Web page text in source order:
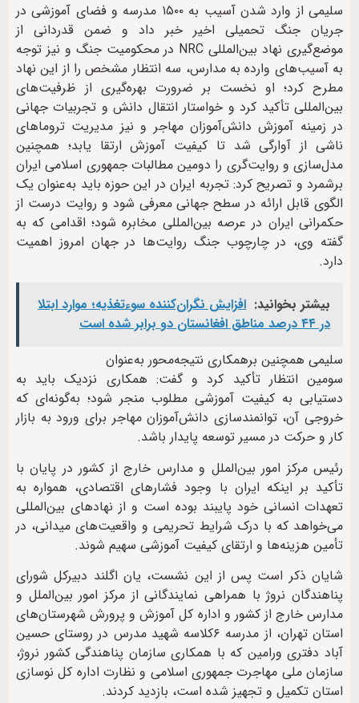
سلیمی از وارد شدن آسیب به ۱۵۰۰ مدرسه و فضای آموزشی در
جریان جنگ تحمیلی اخیر خبر داد و ضمن قدردانی از
موضع‌گیری نهاد بین‌المللی NRC در محکومیت جنگ و نیز توجه
به آسیب‌های وارده به مدارس، سه انتظار مشخص را از این نهاد
مطرح کرد؛ او نخست بر ضرورت بهره‌گیری از ظرفیت‌های
بین‌المللی تأکید کرد و خواستار انتقال دانش و تجربیات جهانی
در زمینه آموزش دانش‌آموزان مهاجر و نیز مدیریت تروما‌های
ناشی از آوارگی شد تا کیفیت آموزش ارتقا یابد؛ همچنین
مدل‌سازی و روایت‌گری را دومین مطالبات جمهوری اسلامی ایران
برشمرد و تصریح کرد: تجربه ایران در این حوزه باید به‌عنوان یک
الگوی قابل ارائه در سطح جهانی معرفی شود و روایت درست از
حکمرانی ایران در عرصه بین‌المللی مخابره شود؛ اقدامی که به
گفته وی، در چارچوب جنگ روایت‌ها در جهان امروز اهمیت
دارد.
بیشتر بخوانید: افزایش نگران‌کننده سوءتغذیه؛ موارد ابتلا
در ۴۴ درصد مناطق افغانستان دو برابر شده است
سلیمی همچنین برهمکاری نتیجه‌محور به‌عنوان
سومین انتظار تأکید کرد و گفت: همکاری نزدیک باید به
دستیابی به کیفیت آموزشی مطلوب منجر شود؛ به‌گونه‌ای که
خروجی آن، توانمندسازی دانش‌آموزان مهاجر برای ورود به بازار
کار و حرکت در مسیر توسعه پایدار باشد.
رئیس مرکز امور بین‌الملل و مدارس خارج از کشور در پایان با
تأکید بر اینکه ایران با وجود فشار‌های اقتصادی، همواره به
تعهدات انسانی خود پایبند بوده است و از نهاد‌های بین‌المللی
می‌خواهد که با درک شرایط تحریمی و واقعیت‌های میدانی، در
تأمین هزینه‌ها و ارتقای کیفیت آموزشی سهیم شوند.
شایان ذکر است پس از این نشست، یان اگلند دبیرکل شورای
پناهندگان نروژ با همراهی نمایندگانی از مرکز امور بین‌الملل و
مدارس خارج از کشور و اداره کل آموزش و پرورش شهرستان‌های
استان تهران، از مدرسه ۶کلاسه شهید مدرس در روستای حسین
آباد دفتری ورامین که با همکاری سازمان پناهندگی کشور نروژ،
سازمان ملی مهاجرت جمهوری اسلامی و نظارت اداره کل نوسازی
استان تکمیل و تجهیز شده است، بازدید کردند.